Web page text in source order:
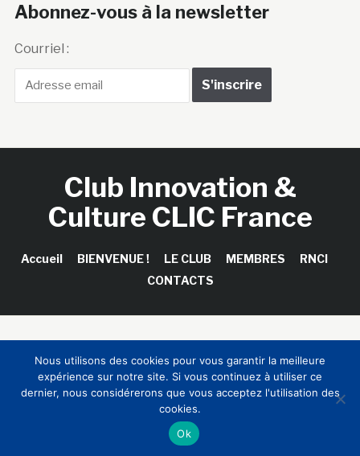
Abonnez-vous à la newsletter
Courriel :
Club Innovation &
Culture CLIC France
Accueil BIENVENUE ! LE CLUB MEMBRES
RNCI
CONTACTS
Sinapses Conseils
Nous utilisons des cookies pour vous garantir la meilleure
expérience sur notre site. Si vous continuez à utiliser ce
dernier, nous considérerons que vous acceptez l'utilisation des
cookies.
Ok